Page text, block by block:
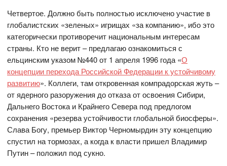
Четвертое. Должно быть полностью исключено участие в
глобалистских «зеленых» игрищах «за компанию», ибо это
категорически противоречит национальным интересам
страны. Кто не верит – предлагаю ознакомиться с
ельцинским указом №440 от 1 апреля 1996 года «О
концепции перехода Российской Федерации к устойчивому
развитию». Коллеги, там откровенная компрадорская жуть –
от ядерного разоружения до отказа от освоения Сибири,
Дальнего Востока и Крайнего Севера под предлогом
сохранения «резерва устойчивости глобальной биосферы».
Слава Богу, премьер Виктор Черномырдин эту концепцию
спустил на тормозах, а когда к власти пришел Владимир
Путин – положил под сукно.